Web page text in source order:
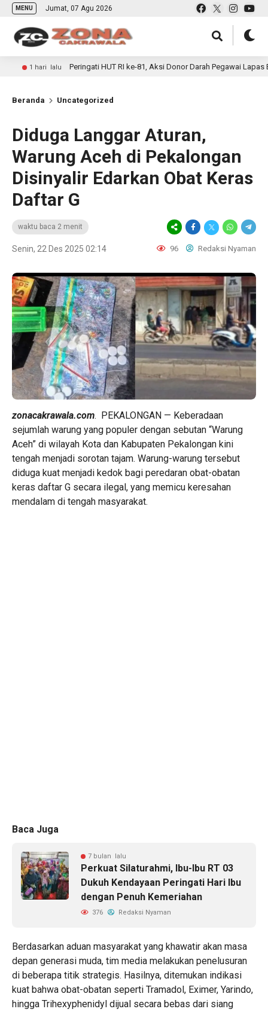
MENU Jumat, 07 Agu 2026
Peringati HUT RI ke-81, Aksi Donor Darah Pegawai Lapas Banyuwangi
Beranda Uncategorized
Diduga Langgar Aturan,
Warung Aceh di Pekalongan
Disinyalir Edarkan Obat Keras
Daftar G
waktu baca 2 menit
Senin, 22 Des 2025 02:14 96 Redaksi Nyaman
zonacakrawala.com. PEKALONGAN — Keberadaan
sejumlah warung yang populer dengan sebutan “Warung
Aceh” di wilayah Kota dan Kabupaten Pekalongan kini
tengah menjadi sorotan tajam. Warung-warung tersebut
diduga kuat menjadi kedok bagi peredaran obat-obatan
keras daftar G secara ilegal, yang memicu keresahan
mendalam di tengah masyarakat.
Baca Juga
7 bulan lalu
Perkuat Silaturahmi, Ibu-Ibu RT 03
Dukuh Kendayaan Peringati Hari Ibu
dengan Penuh Kemeriahan
376 Redaksi Nyaman
​Berdasarkan aduan masyarakat yang khawatir akan masa
depan generasi muda, tim media melakukan penelusuran
di beberapa titik strategis. Hasilnya, ditemukan indikasi
kuat bahwa obat-obatan seperti Tramadol, Eximer, Yarindo,
hingga Trihexyphenidyl dijual secara bebas dari siang